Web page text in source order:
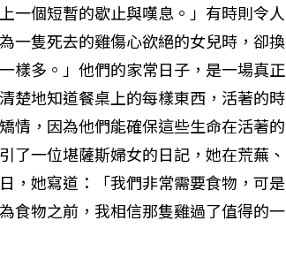
一個短暫的歇止與嘆息。」有時則令人
一隻死去的雞傷心欲絕的女兒時，卻換
樣多。」他們的家常日子，是一場真正
楚地知道餐桌上的每樣東西，活著的時
情，因為他們能確保這些生命在活著的
了一位堪薩斯婦女的日記，她在荒蕪、
，她寫道：「我們非常需要食物，可是
食物之前，我相信那隻雞過了值得的一